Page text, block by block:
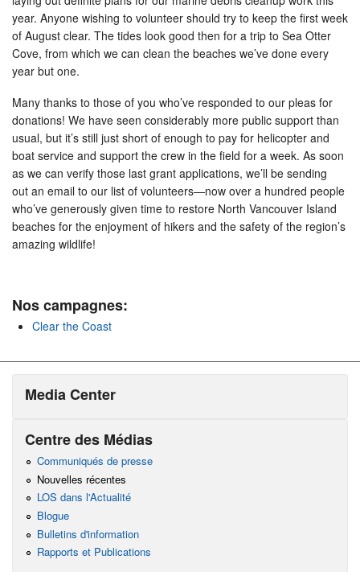
year. Anyone wishing to volunteer should try to keep the first week
of August clear. The tides look good then for a trip to Sea Otter
Cove, from which we can clean the beaches we’ve done every
year but one.
Many thanks to those of you who’ve responded to our pleas for
donations! We have seen considerably more public support than
usual, but it’s still just short of enough to pay for helicopter and
boat service and support the crew in the field for a week. As soon
as we can verify those last grant applications, we’ll be sending
out an email to our list of volunteers—now over a hundred people
who’ve generously given time to restore North Vancouver Island
beaches for the enjoyment of hikers and the safety of the region’s
amazing wildlife!
Nos campagnes:
Clear the Coast
Media Center
Centre des Médias
Communiqués de presse
Nouvelles récentes
LOS dans l'Actualité
Blogue
Bulletins d'information
Rapports et Publications